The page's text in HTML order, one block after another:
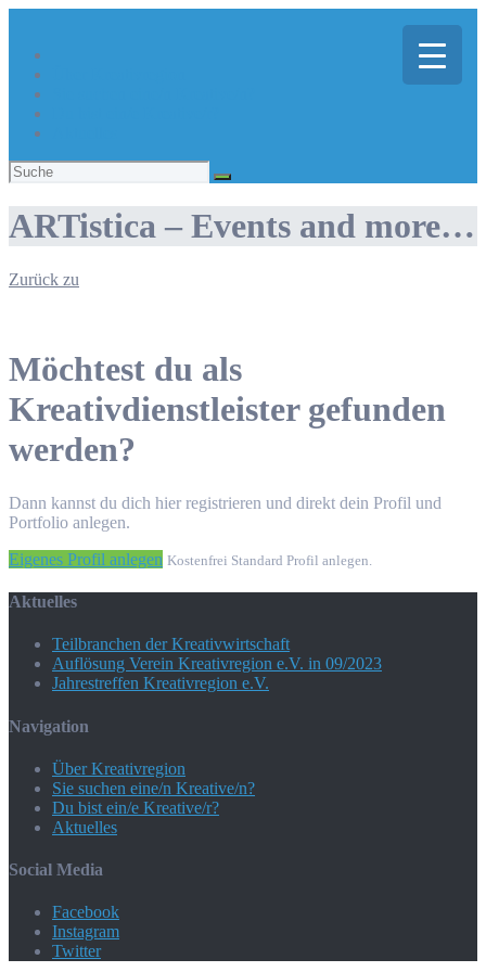
Suchen
nach:
ARTistica – Events and more…
Zurück zu
Möchtest du als
Kreativdienstleister gefunden
werden?
Dann kannst du dich hier registrieren und direkt dein Profil und
Portfolio anlegen.
Eigenes Profil anlegen Kostenfrei Standard Profil anlegen.
Aktuelles
Teilbranchen der Kreativwirtschaft
Auflösung Verein Kreativregion e.V. in 09/2023
Jahrestreffen Kreativregion e.V.
Navigation
Über Kreativregion
Sie suchen eine/n Kreative/n?
Du bist ein/e Kreative/r?
Aktuelles
Social Media
Facebook
Instagram
Twitter